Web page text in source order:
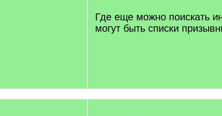
Где еще можно поискать
могут быть списки